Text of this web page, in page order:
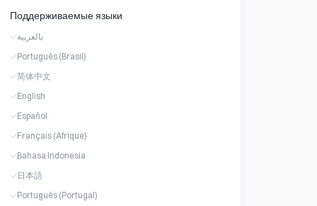
Поддерживаемые языки
بالعربية
Português (Brasil)
简体中文
English
Español
Français (Afrique)
Bahasa Indonesia
日本語
Português (Portugal)